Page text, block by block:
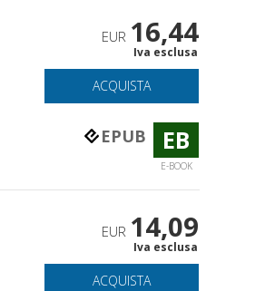
EUR 16,44
Iva esclusa
ACQUISTA
EPUB EB
E-BOOK
EUR 14,09
Iva esclusa
ACQUISTA